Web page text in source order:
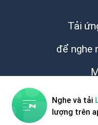
Tải
để nghe
Nghe và tải
lượng trên